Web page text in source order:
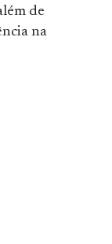
de
na